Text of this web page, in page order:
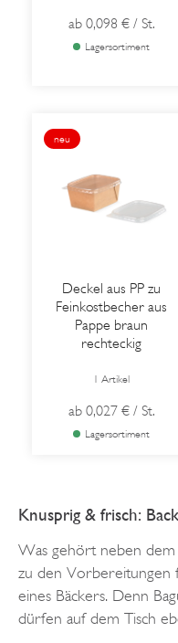
ab 0,098 € / St.
Lagersortiment
neu
Deckel aus PP zu
Feinkostbecher aus
Pappe braun
rechteckig
1 Artikel
ab 0,027 € / St.
Lagersortiment
Knusprig & frisch:
Was gehört neben
zu den Vorbereitungen
eines Bäckers. Denn
dürfen auf dem Tisch